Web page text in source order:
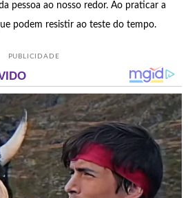
pessoa ao nosso redor. Ao praticar a
podem resistir ao teste do tempo.
PUBLICIDADE